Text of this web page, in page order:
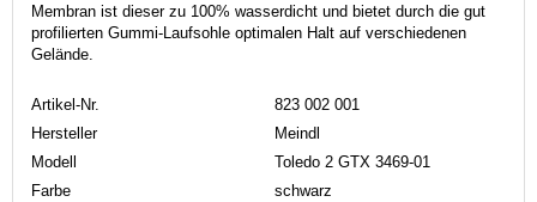
Membran ist dieser zu 100% wasserdicht und bietet durch die gut
profilierten Gummi-Laufsohle optimalen Halt auf verschiedenen
Gelände.
Artikel-Nr.
823 002 001
Hersteller
Meindl
Modell
Toledo 2 GTX 3469-01
Farbe
schwarz